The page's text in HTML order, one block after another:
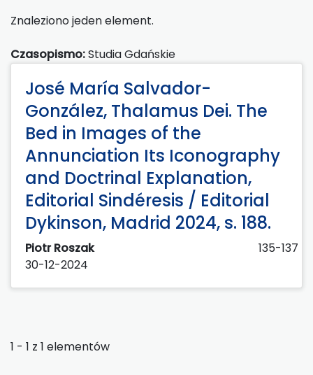
Znaleziono jeden element.
Czasopismo:Studia Gdańskie
José María Salvador-
González, Thalamus Dei. The
Bed in Images of the
Annunciation Its Iconography
and Doctrinal Explanation,
Editorial Sindéresis / Editorial
Dykinson, Madrid 2024, s. 188.
Piotr Roszak
135-137
30-12-2024
1 - 1 z 1 elementów